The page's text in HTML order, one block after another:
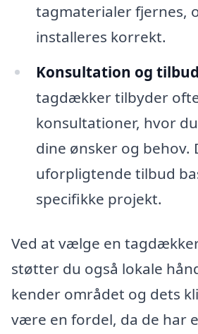
tagmaterialer fjernes,
installeres korrekt.
Konsultation og
tagdækker tilbyder
konsultationer, hvor
dine ønsker og behov.
uforpligtende tilbud
specifikke projekt.
Ved at vælge en
støtter du også lokale
kender området og dets
være en fordel, da de har